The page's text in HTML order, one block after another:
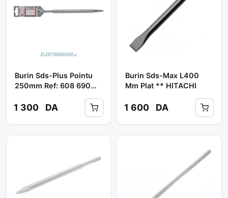
Burin Sds-Plus Pointu
250mm Ref: 608 690
1 300 DA
Burin Sds-Max L400
Mm Plat ** HITACHI
1 600 DA